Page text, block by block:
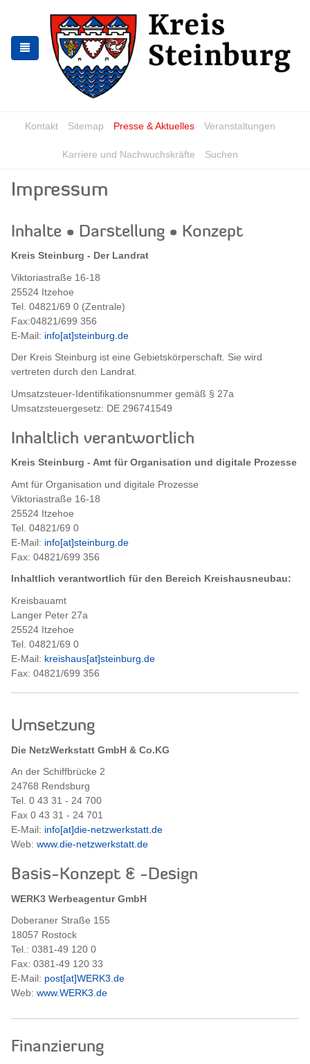
springen
springen
Kontakt Sitemap Presse & Aktuelles Veranstaltungen
Karriere und Nachwuchskräfte Suchen
Impressum
Inhalte • Darstellung • Konzept
Kreis Steinburg - Der Landrat
Viktoriastraße 16-18
25524 Itzehoe
Tel. 04821/69 0 (Zentrale)
Fax:04821/699 356
E-Mail: info[at]steinburg.de
Der Kreis Steinburg ist eine Gebietskörperschaft. Sie wird
vertreten durch den Landrat.
Umsatzsteuer-Identifikationsnummer gemäß § 27a
Umsatzsteuergesetz: DE 296741549
Inhaltlich verantwortlich
Kreis Steinburg - Amt für Organisation und digitale Prozesse
Amt für Organisation und digitale Prozesse
Viktoriastraße 16-18
25524 Itzehoe
Tel. 04821/69 0
E-Mail: info[at]steinburg.de
Fax: 04821/699 356
Inhaltlich verantwortlich für den Bereich Kreishausneubau:
Kreisbauamt
Langer Peter 27a
25524 Itzehoe
Tel. 04821/69 0
E-Mail: kreishaus[at]steinburg.de
Fax: 04821/699 356
Umsetzung
Die NetzWerkstatt GmbH & Co.KG
An der Schiffbrücke 2
24768 Rendsburg
Tel. 0 43 31 - 24 700
Fax 0 43 31 - 24 701
E-Mail: info[at]die-netzwerkstatt.de
Web: www.die-netzwerkstatt.de
Basis-Konzept & -Design
WERK3 Werbeagentur GmbH
Doberaner Straße 155
18057 Rostock
Tel.: 0381-49 120 0
Fax: 0381-49 120 33
E-Mail: post[at]WERK3.de
Web: www.WERK3.de
Finanzierung